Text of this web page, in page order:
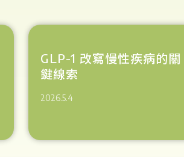
GLP-1 改寫慢性疾病的關
鍵線索
2026.5.4